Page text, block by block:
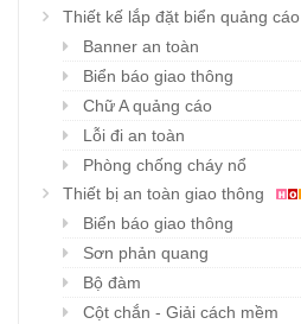
Thiết kế lắp đặt biển quảng cáo
Banner an toàn
Biển báo giao thông
Chữ A quảng cáo
Lỗi đi an toàn
Phòng chống cháy nổ
Thiết bị an toàn giao thông
Biển báo giao thông
Sơn phản quang
Bộ đàm
Cột chắn - Giải cách mềm